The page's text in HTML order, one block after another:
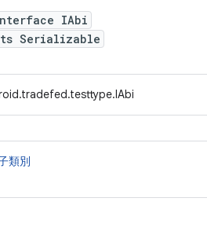
IAbi
Serializable
類別